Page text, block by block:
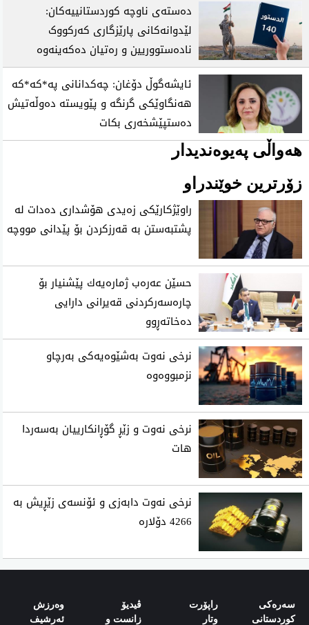
دەستەی ناوچە کوردستانییەکان:
لێدوانەکانی پارێزگاری کەرکووک
نادەستووریین و رەتیان دەکەینەوە
ئایشەگوڵ دۆغان: چەکدانانی پە*کە*کە
هەنگاوێکی گرنگە و پێویستە دەوڵەتیش
دەستپێشخەری بکات
هەواڵی پەیوەندیدار
زۆرترین خوێندراو
راوێژكارێكی زه‌یدی‌ هۆشداری ده‌دات له‌
پشتبه‌ستن به‌ قه‌رزكردن بۆ پێدانی مووچه‌
حسێن عه‌ره‌ب ژماره‌یه‌ك پێشنیار بۆ
چاره‌سه‌ركردنی‌ قه‌یرانی‌ دارایی
ده‌خاته‌ڕوو
نرخی‌ نه‌وت به‌شێوه‌یه‌كی‌ به‌رچاو
نزمبووه‌وه‌
نرخی نه‌وت و زێڕ گۆڕانكارییان به‌سه‌ردا
هات
نرخی نەوت دابەزی و ئۆنسەی زێڕیش بە
4266 دۆلارە
سەرەکی
کوردستانی
راپۆرت
وتار
ڤیدیۆ
زانست و
وەرزش‌
ئەرشیف